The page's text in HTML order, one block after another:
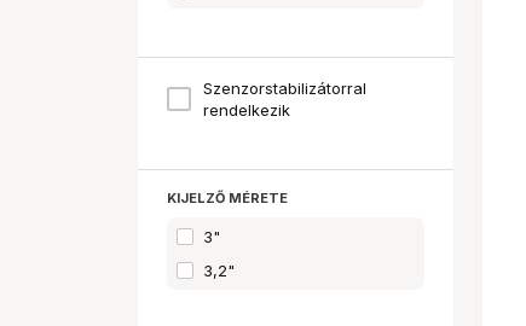
Szenzorstabilizátorral
rendelkezik
KIJELZŐ MÉRETE
3"
3,2"